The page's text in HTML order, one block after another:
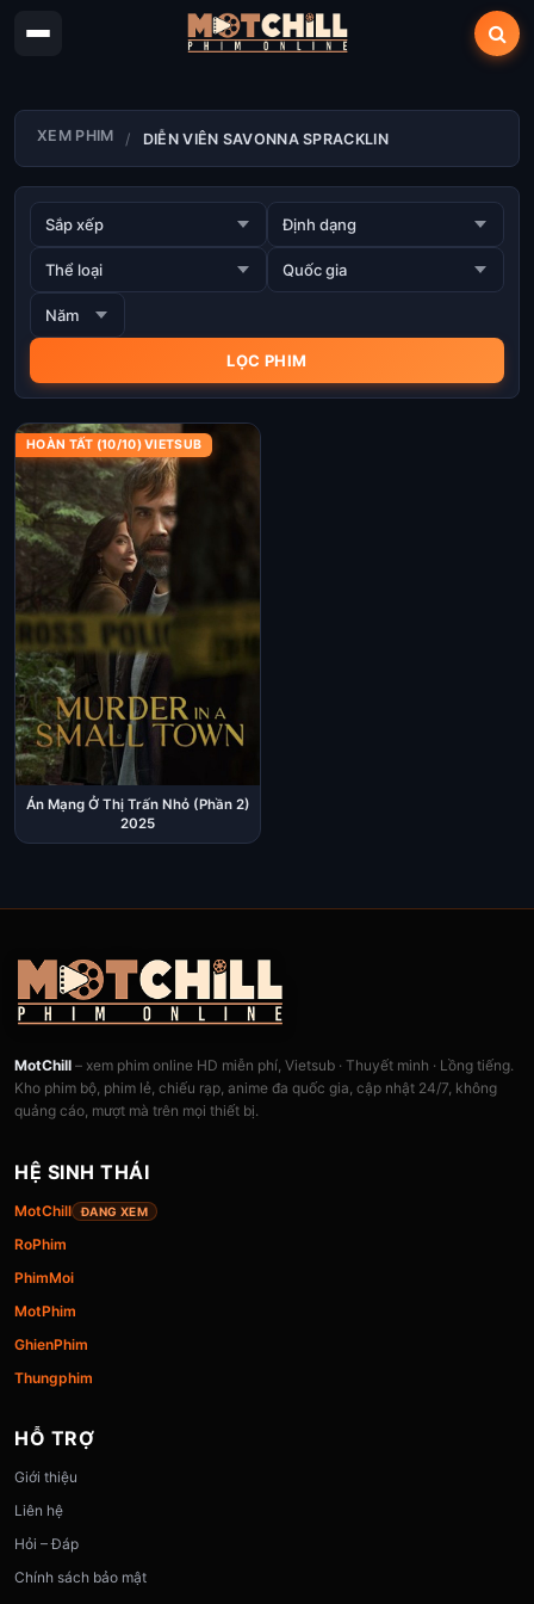
XEM PHIM DIỄN VIÊN SAVONNA SPRACKLIN
HOÀN TẤT (10/10) VIETSUB
Án Mạng Ở Thị Trấn Nhỏ (Phần 2)
2025
MotChill – xem phim online HD miễn phí, Vietsub · Thuyết minh · Lồng tiếng.
Kho phim bộ, phim lẻ, chiếu rạp, anime đa quốc gia, cập nhật 24/7, không
quảng cáo, mượt mà trên mọi thiết bị.
HỆ SINH THÁI
MotChill ĐANG XEM
RoPhim
PhimMoi
MotPhim
GhienPhim
Thungphim
HỖ TRỢ
Giới thiệu
Liên hệ
Hỏi – Đáp
Chính sách bảo mật